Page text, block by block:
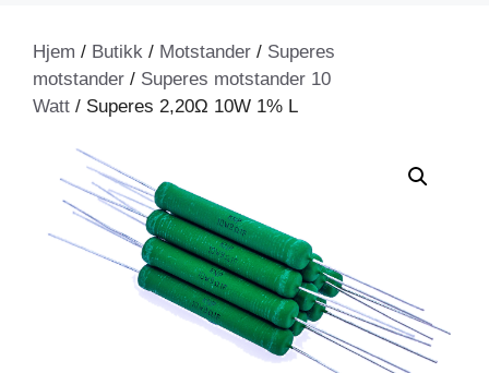
Hjem / Butikk / Motstander / Superes
motstander / Superes motstander 10
Watt / Superes 2,20Ω 10W 1% L